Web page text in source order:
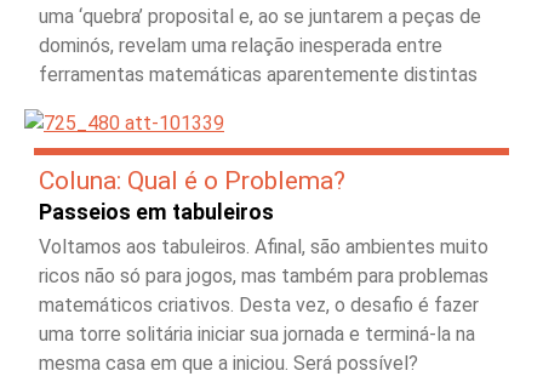
uma ‘quebra’ proposital e, ao se juntarem a peças de
dominós, revelam uma relação inesperada entre
ferramentas matemáticas aparentemente distintas
Coluna: Qual é o Problema?
Passeios em tabuleiros
Voltamos aos tabuleiros. Afinal, são ambientes muito
ricos não só para jogos, mas também para problemas
matemáticos criativos. Desta vez, o desafio é fazer
uma torre solitária iniciar sua jornada e terminá-la na
mesma casa em que a iniciou. Será possível?